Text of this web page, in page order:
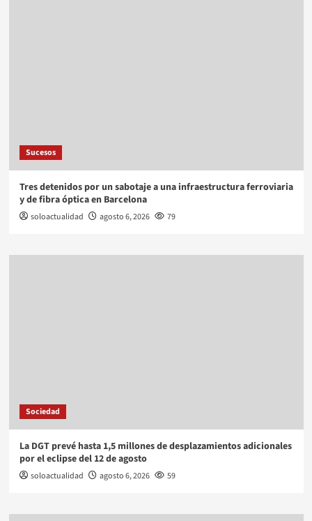
Sucesos
Tres detenidos por un sabotaje a una infraestructura ferroviaria
y de fibra óptica en Barcelona
soloactualidad agosto 6, 2026 79
Sociedad
La DGT prevé hasta 1,5 millones de desplazamientos adicionales
por el eclipse del 12 de agosto
soloactualidad agosto 6, 2026 59